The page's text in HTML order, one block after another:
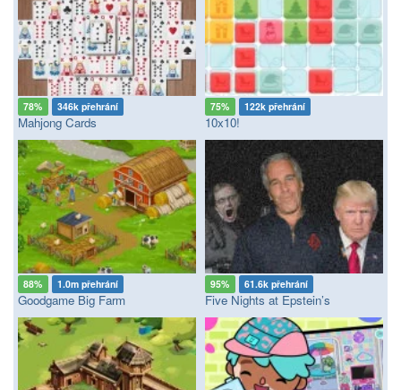
78% 346k přehrání
Mahjong Cards
75% 122k přehrání
10x10!
88% 1.0m přehrání
Goodgame Big Farm
95% 61.6k přehrání
Five Nights at Epstein’s